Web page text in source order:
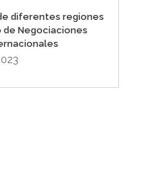
diferentes regiones
de Negociaciones